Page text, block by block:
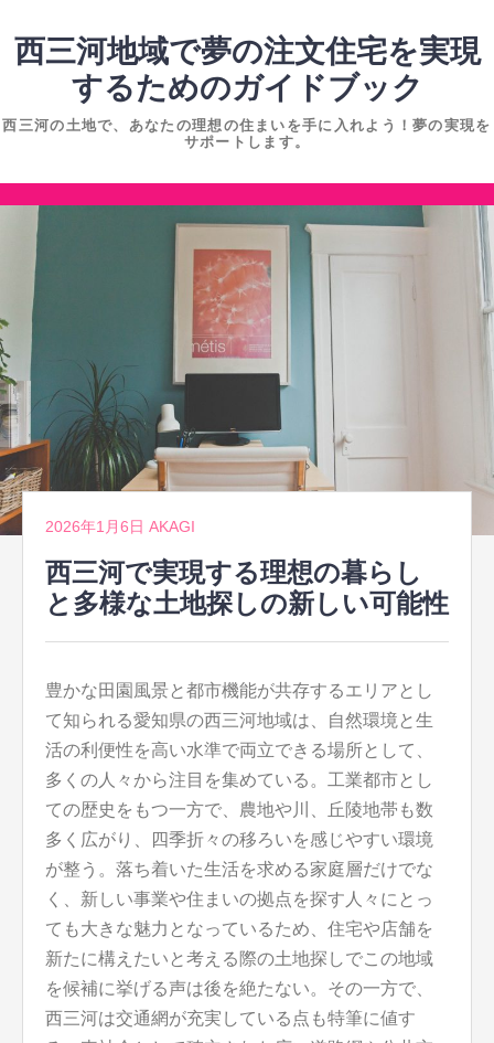
ン
ツ
西三河地域で夢の注文住宅を実現
するためのガイドブック
西三河の土地で、あなたの理想の住まいを手に入れよう！夢の実現を
サポートします。
コ
へ
ス
キ
ッ
プ
2026年1月6日 AKAGI
西三河で実現する理想の暮らし
と多様な土地探しの新しい可能性
豊かな田園風景と都市機能が共存するエリアとし
て知られる愛知県の西三河地域は、自然環境と生
活の利便性を高い水準で両立できる場所として、
多くの人々から注目を集めている。 工業都市とし
ての歴史をもつ一方で、農地や川、丘陵地帯も数
多く広がり、四季折々の移ろいを感じやすい環境
が整う。落ち着いた生活を求める家庭層だけでな
く、新しい事業や住まいの拠点を探す人々にとっ
ても大きな魅力となっているため、住宅や店舗を
新たに構えたいと考える際の土地探しでこの地域
を候補に挙げる声は後を絶たない。その一方で、
西三河は交通網が充実している点も特筆に値す